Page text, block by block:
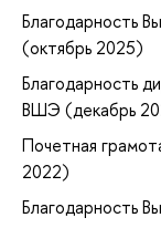
Благодарность
(октябрь 2025)
Благодарность
ВШЭ (декабрь
Почетная
2022)
Благодарность